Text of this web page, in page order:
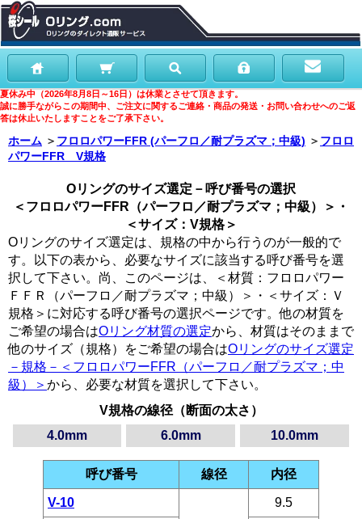
夏休み中（2026年8月8日～16日）は休業とさせて頂きます。
誠に勝手ながらこの期間中、ご注文に関するご連絡・商品の発送・お問い合わせへのご返
答は休止いたしますことをご了承下さい。
ホーム ＞ フロロパワーFFR (パーフロ／耐プラズマ；中級) ＞ フロロ
パワーFFR V規格
Oリングのサイズ選定－呼び番号の選択
＜フロロパワーFFR（パーフロ／耐プラズマ；中級）＞・
＜サイズ：V規格＞
Oリングのサイズ選定は、規格の中から行うのが一般的で
す。以下の表から、必要なサイズに該当する呼び番号を選
択して下さい。尚、このページは、＜材質：フロロパワー
ＦＦＲ（パーフロ／耐プラズマ；中級）＞・＜サイズ：Ｖ
規格＞に対応する呼び番号の選択ページです。他の材質を
ご希望の場合はOリング材質の選定から、材質はそのままで
他のサイズ（規格）をご希望の場合はOリングのサイズ選定
－規格－＜フロロパワーFFR（パーフロ／耐プラズマ；中
級）＞ から、必要な材質を選択して下さい。
V規格の線径（断面の太さ）
4.0mm
6.0mm 10.0mm
呼び番号 線径 内径
V-10 9.5